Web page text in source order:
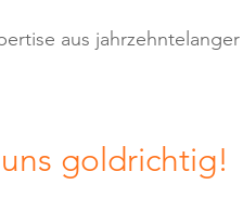
aus
goldrichtig!